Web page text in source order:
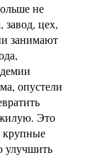
не
цех,
занимают
опустели
Это
крупные
улучшить